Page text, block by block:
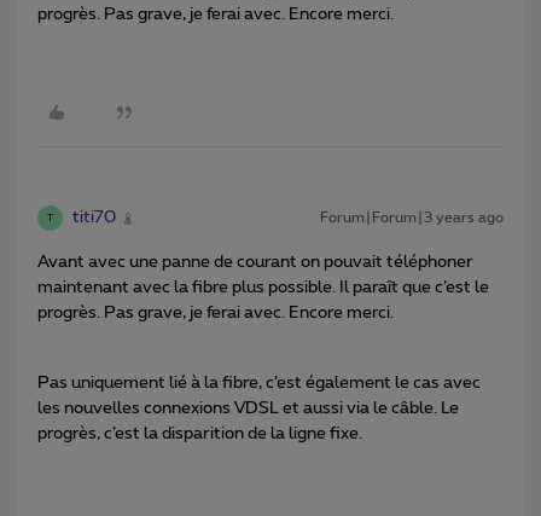
progrès. Pas grave, je ferai avec. Encore merci.
T titi70 Forum|Forum|3 years ago
Avant avec une panne de courant on pouvait téléphoner
maintenant avec la fibre plus possible. Il paraît que c’est le
progrès. Pas grave, je ferai avec. Encore merci.
Pas uniquement lié à la fibre, c’est également le cas avec
les nouvelles connexions VDSL et aussi via le câble. Le
progrès, c’est la disparition de la ligne fixe.